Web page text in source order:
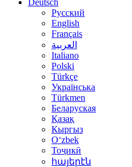
Русский
English
Français
العربية
Italiano
Polski
Türkçe
Українська
Türkmen
Беларуская
Қазақ
Кыргыз
Oʻzbek
Тоҷикӣ
հայերէն